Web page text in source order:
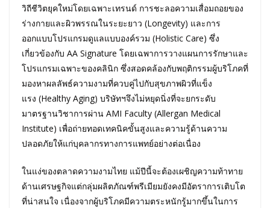
วิถีชีวิตยุคใหม่โดยเฉพาะเทรนด์ การชะลอความเสื่อมถอยของ
ร่างกายและผิวพรรณในระยะยาว (Longevity) และการ
ออกแบบโปรแกรมดูแลแบบองค์รวม (Holistic Care) ซึ่ง
เกี่ยวข้องกับ AA Signature โดยเฉพาการวางแผนการรักษาและ
โปรแกรมเฉพาะของคลินิก ซึ่งสอดคล้องกับพฤติกรรมผู้บริโภคที่
มองหาผลลัพธ์ความงามที่ควบคู่ไปกับสุขภาพผิวที่แข็ง
แรง (Healthy Aging) บริษัทฯจึงไม่หยุดนิ่งที่จะยกระดับ
มาตรฐานวิชาการผ่าน AMI Faculty (Allergan Medical
Institute) เพื่อถ่ายทอดเทคนิคขั้นสูงและความรู้ด้านความ
ปลอดภัยให้แก่บุคลากรทางการแพทย์อย่างต่อเนื่อง
ในแง่ของตลาดความงามไทย แม้ปีนี้จะต้องเผชิญความท้าทาย
ด้านเศรษฐกิจแต่กลุ่มผลิตภัณฑ์พรีเมียมยังคงมีอัตราการเติบโต
ที่น่าสนใจ เนื่องจากผู้บริโภคมีความตระหนักรู้มากขึ้นในการ